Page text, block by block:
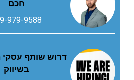
חכם
979-9588
דרוש שותף
בשיווק